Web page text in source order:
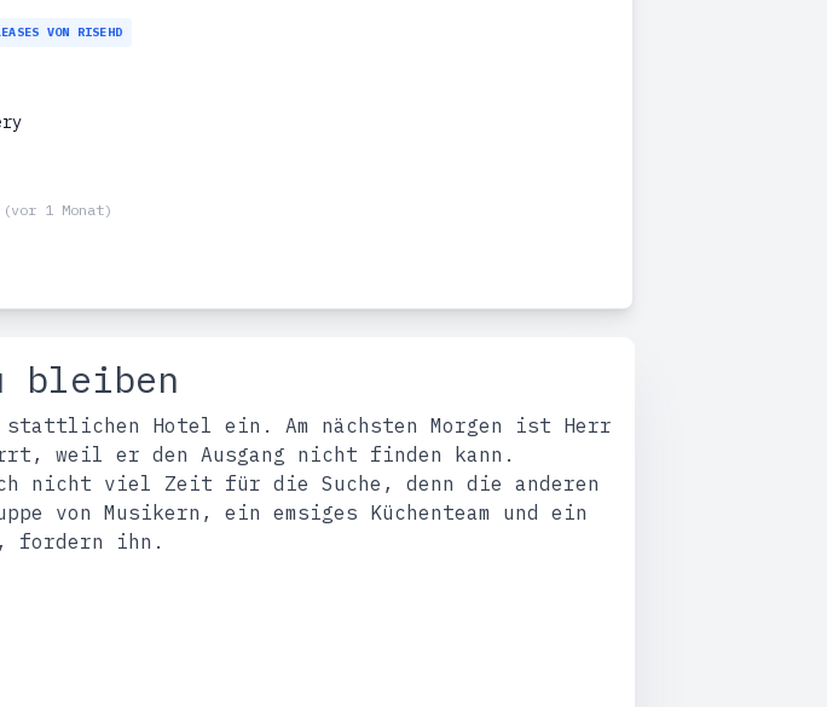
VON RISEHD
(vor 1 Monat)
bleiben
Hotel ein. Am nächsten Morgen ist Herr
weil er den Ausgang nicht finden kann.
nicht viel Zeit für die Suche, denn die anderen
von Musikern, ein emsiges Küchenteam und ein
fordern ihn.